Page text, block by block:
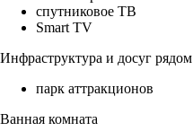
спутниковое ТВ
Smart TV
Инфраструктура и досуг рядом
парк аттракционов
Ванная комната